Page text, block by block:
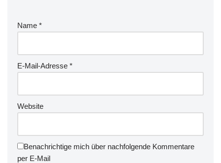
Name *
E-Mail-Adresse *
Website
Benachrichtige mich über nachfolgende Kommentare
per E-Mail